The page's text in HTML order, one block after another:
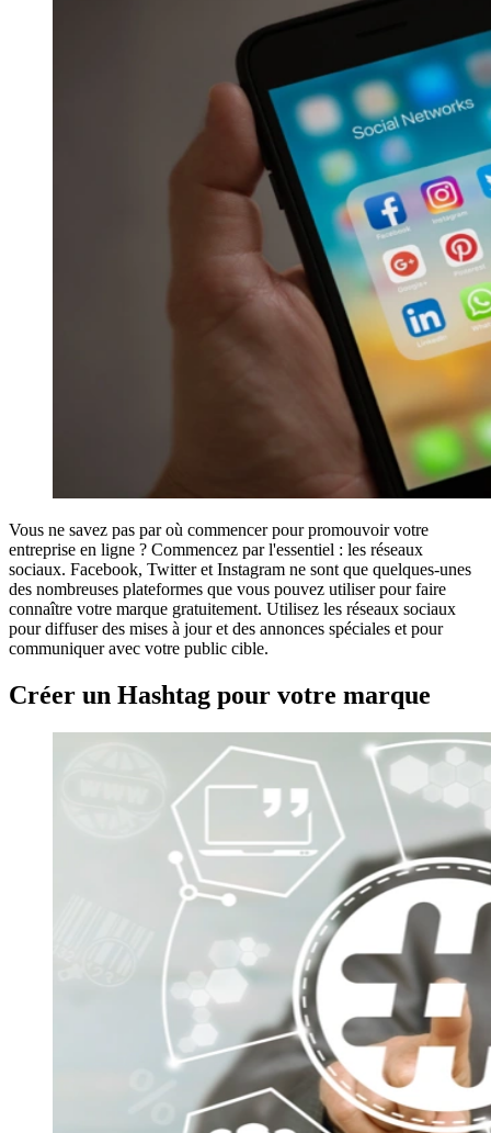
Vous ne savez pas par où commencer pour promouvoir votre
entreprise en ligne ? Commencez par l'essentiel : les réseaux
sociaux. Facebook, Twitter et Instagram ne sont que quelques-unes
des nombreuses plateformes que vous pouvez utiliser pour faire
connaître votre marque gratuitement. Utilisez les réseaux sociaux
pour diffuser des mises à jour et des annonces spéciales et pour
communiquer avec votre public cible.
Créer un Hashtag pour votre marque